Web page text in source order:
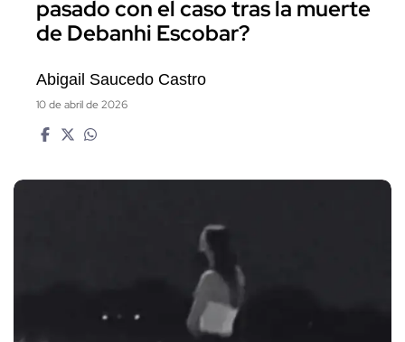
pasado con el caso tras la muerte
de Debanhi Escobar?
Abigail Saucedo Castro
10 de abril de 2026